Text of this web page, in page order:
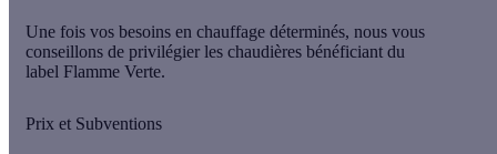
Une fois vos besoins en chauffage déterminés, nous vous
conseillons de privilégier les chaudières bénéficiant du
label Flamme Verte.
Prix et Subventions